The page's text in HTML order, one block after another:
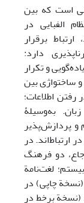
است که بین
الفبایی در
برقرار
دارد:
و تکرار
و ساختواژی بین
رفتن اطلاعات؛
به‌وسیلۀ
و پردازش‌پذیر‌
ارتباط‌اند. در
دو فرهنگ
لغت‌نامة
‌چاپی) در
برخط در